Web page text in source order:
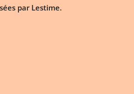
par Lestime.